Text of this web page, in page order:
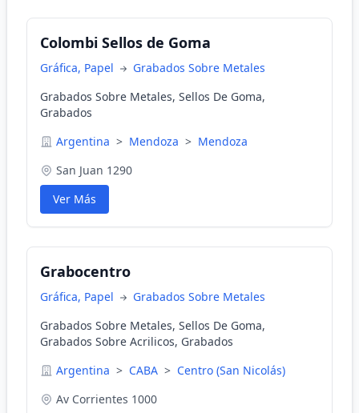
Colombi Sellos de Goma
Gráfica, Papel
Grabados Sobre Metales
Grabados Sobre Metales, Sellos De Goma,
Grabados
Argentina > Mendoza > Mendoza
San Juan 1290
Ver Más
Grabocentro
Gráfica, Papel
Grabados Sobre Metales
Grabados Sobre Metales, Sellos De Goma,
Grabados Sobre Acrilicos, Grabados
Argentina > CABA > Centro (San Nicolás)
Av Corrientes 1000